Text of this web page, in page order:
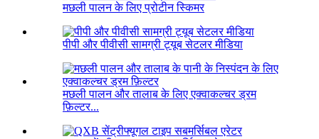
मछली पालन के लिए प्रोटीन स्किमर
पीपी और पीवीसी सामग्री ट्यूब सेटलर मीडिया
मछली पालन और तालाब के लिए एक्वाकल्चर ड्रम
फ़िल्टर...